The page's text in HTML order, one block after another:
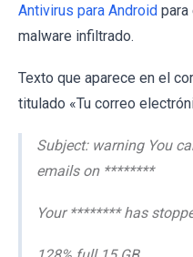
Antivirus para Android para
malware infiltrado.
Texto que aparece en el
titulado «Tu correo
Subject: warning You
emails on ********
Your ******** has